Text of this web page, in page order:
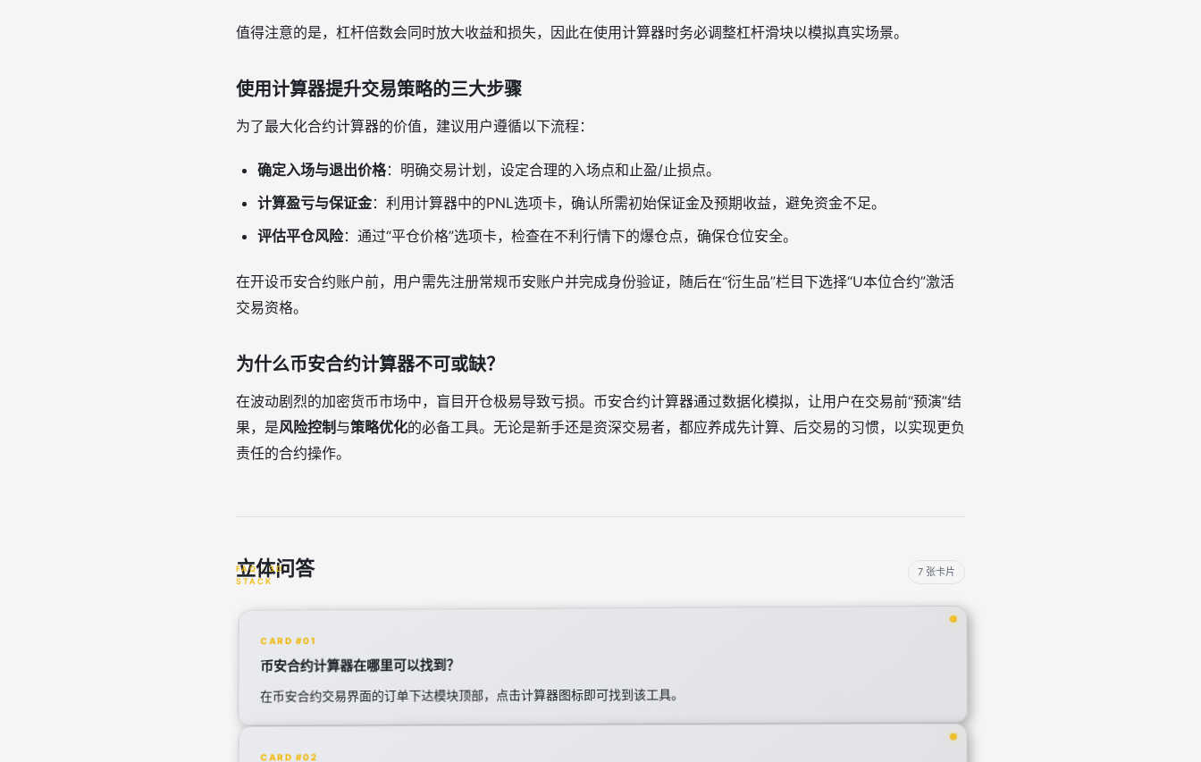
值得注意的是，杠杆倍数会同时放大收益和损失，因此在使用计算器时务必调整杠杆滑块以模拟真实场景。
使用计算器提升交易策略的三大步骤
为了最大化合约计算器的价值，建议用户遵循以下流程：
确定入场与退出价格：明确交易计划，设定合理的入场点和止盈/止损点。
计算盈亏与保证金：利用计算器中的PNL选项卡，确认所需初始保证金及预期收益，避免资金不足。
评估平仓风险：通过“平仓价格”选项卡，检查在不利行情下的爆仓点，确保仓位安全。
在开设币安合约账户前，用户需先注册常规币安账户并完成身份验证，随后在“衍生品”栏目下选择“U本位合约”激活
交易资格。
为什么币安合约计算器不可或缺？
在波动剧烈的加密货币市场中，盲目开仓极易导致亏损。币安合约计算器通过数据化模拟，让用户在交易前“预演”结
果，是风险控制 与策略优化的必备工具。无论是新手还是资深交易者，都应养成先计算、后交易的习惯，以实现更负
责任的合约操作。
立体问答 7 张卡片
CARD #01
币安合约计算器在哪里可以找到？
在币安合约交易界面的订单下达模块顶部，点击计算器图标即可找到该工具。
CARD #02